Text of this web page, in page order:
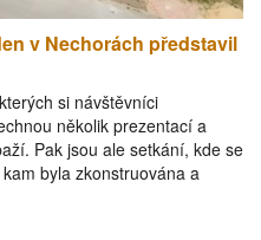
v Nechorách představil
si návštěvníci
několik prezentací a
Pak jsou ale setkání, kde se
byla zkonstruována a